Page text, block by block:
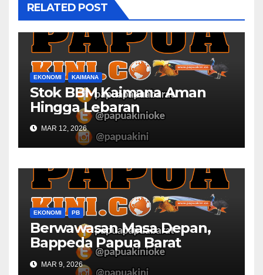
RELATED POST
EKONOMI KAIMANA
Stok BBM Kaimana Aman
Hingga Lebaran
MAR 12, 2026
EKONOMI PB
Berwawasan Masa Depan,
Bappeda Papua Barat
Konsultasi Publik RKPD 2027
MAR 9, 2026